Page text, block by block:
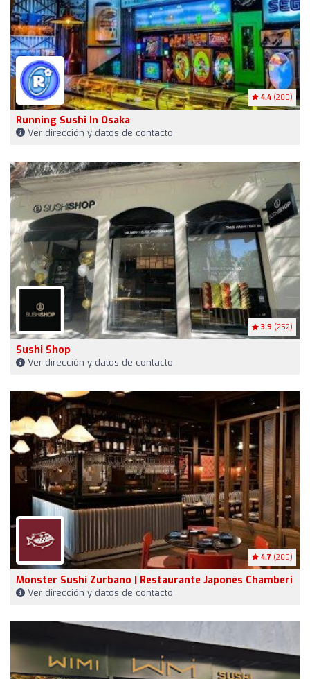
4.4 (200)
Running Sushi In Osaka
Ver dirección y datos de contacto
3.9 (252)
Sushi Shop
Ver dirección y datos de contacto
4.7 (200)
Monster Sushi Zurbano | Restaurante Japonés Chamberi
Ver dirección y datos de contacto